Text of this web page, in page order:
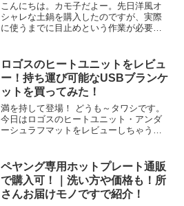
こんにちは。カモ子だよー。先日洋風オ
シャレな土鍋を購入したのですが、実際
に使うまでに目止めという作業が必要と
ように必要なものや手順について書いて
みたいと思います。 しな...
ロゴスのヒートユニットをレビュ
ー！持ち運び可能なUSBブランケ
ットを買ってみた！
満を持して登場！ どうも～タワシです。
今日はロゴスのヒートユニット・アンダ
ーシュラフマットをレビューしちゃうよ
暖な気候ですが、冬になるとやはり寒い
です...
ペヤング専用ホットプレート通販
で購入可！｜洗い方や価格も！所
さんお届けモノですで紹介！